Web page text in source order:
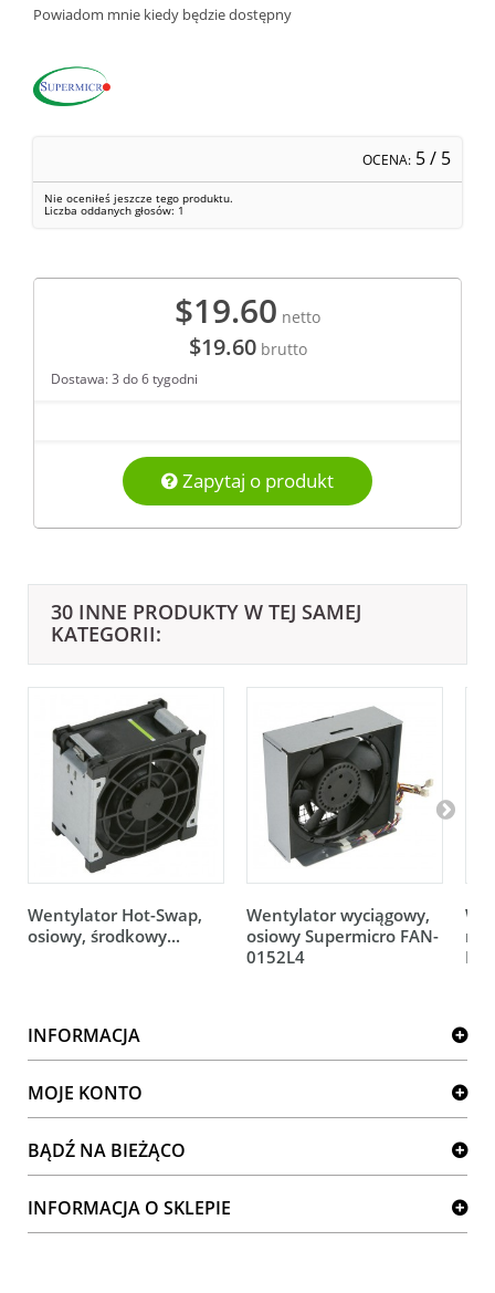
Powiadom mnie kiedy będzie dostępny
OCENA: 5/ 5
Nie oceniłeś jeszcze tego produktu.
Liczba oddanych głosów: 1
$19.60 netto
$19.60brutto
Dostawa: 3 do 6 tygodni
Zapytaj o produkt
30 INNE PRODUKTY W TEJ SAMEJ
KATEGORII:
Wentylator Hot-Swap,
osiowy, środkowy...
Wentylator wyciągowy,
osiowy Supermicro FAN-
0152L4
INFORMACJA
MOJE KONTO
BĄDŹ NA BIEŻĄCO
INFORMACJA O SKLEPIE